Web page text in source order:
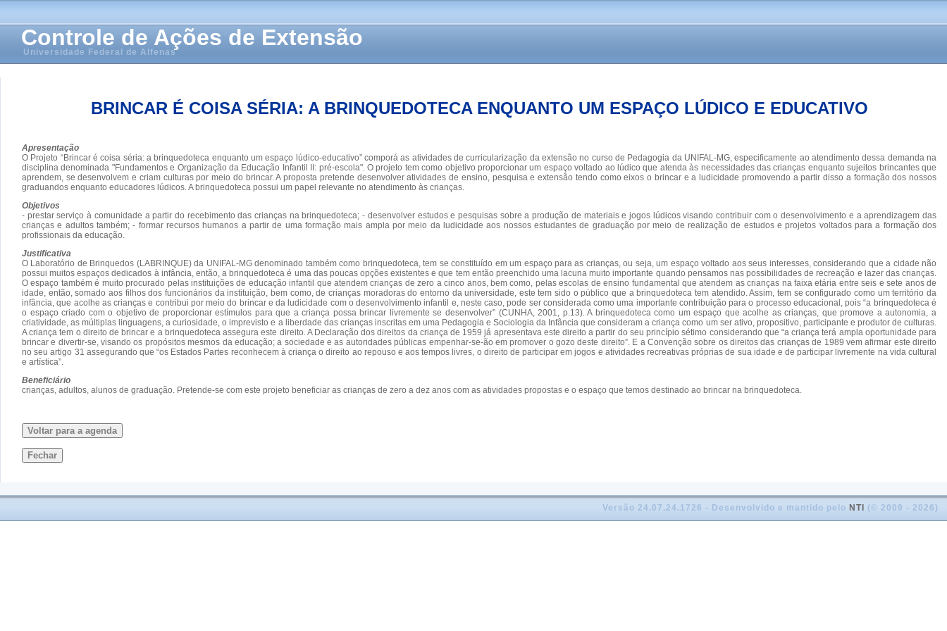
Controle de Ações de Extensão
Universidade Federal de Alfenas
BRINCAR É COISA SÉRIA: A BRINQUEDOTECA ENQUANTO UM ESPAÇO LÚDICO E EDUCATIVO
Apresentação
O Projeto “Brincar é coisa séria: a brinquedoteca enquanto um espaço lúdico-educativo” comporá as atividades de curricularização da extensão no curso de Pedagogia da UNIFAL-MG, especificamente ao atendimento dessa demanda na
disciplina denominada "Fundamentos e Organização da Educação Infantil II: pré-escola". O projeto tem como objetivo proporcionar um espaço voltado ao lúdico que atenda às necessidades das crianças enquanto sujeitos brincantes que
aprendem, se desenvolvem e criam culturas por meio do brincar. A proposta pretende desenvolver atividades de ensino, pesquisa e extensão tendo como eixos o brincar e a ludicidade promovendo a partir disso a formação dos nossos
graduandos enquanto educadores lúdicos. A brinquedoteca possui um papel relevante no atendimento às crianças.
Objetivos
- prestar serviço à comunidade a partir do recebimento das crianças na brinquedoteca; - desenvolver estudos e pesquisas sobre a produção de materiais e jogos lúdicos visando contribuir com o desenvolvimento e a aprendizagem das
crianças e adultos também; - formar recursos humanos a partir de uma formação mais ampla por meio da ludicidade aos nossos estudantes de graduação por meio de realização de estudos e projetos voltados para a formação dos
profissionais da educação.
Justificativa
O Laboratório de Brinquedos (LABRINQUE) da UNIFAL-MG denominado também como brinquedoteca, tem se constituído em um espaço para as crianças, ou seja, um espaço voltado aos seus interesses, considerando que a cidade não
possui muitos espaços dedicados à infância, então, a brinquedoteca é uma das poucas opções existentes e que tem então preenchido uma lacuna muito importante quando pensamos nas possibilidades de recreação e lazer das crianças.
O espaço também é muito procurado pelas instituições de educação infantil que atendem crianças de zero a cinco anos, bem como, pelas escolas de ensino fundamental que atendem as crianças na faixa etária entre seis e sete anos de
idade, então, somado aos filhos dos funcionários da instituição, bem como, de crianças moradoras do entorno da universidade, este tem sido o público que a brinquedoteca tem atendido. Assim, tem se configurado como um território da
infância, que acolhe as crianças e contribui por meio do brincar e da ludicidade com o desenvolvimento infantil e, neste caso, pode ser considerada como uma importante contribuição para o processo educacional, pois “a brinquedoteca é
o espaço criado com o objetivo de proporcionar estímulos para que a criança possa brincar livremente se desenvolver” (CUNHA, 2001, p.13). A brinquedoteca como um espaço que acolhe as crianças, que promove a autonomia, a
criatividade, as múltiplas linguagens, a curiosidade, o imprevisto e a liberdade das crianças inscritas em uma Pedagogia e Sociologia da Infância que consideram a criança como um ser ativo, propositivo, participante e produtor de culturas.
A criança tem o direito de brincar e a brinquedoteca assegura este direito. A Declaração dos direitos da criança de 1959 já apresentava este direito a partir do seu princípio sétimo considerando que “a criança terá ampla oportunidade para
brincar e divertir-se, visando os propósitos mesmos da educação; a sociedade e as autoridades públicas empenhar-se-ão em promover o gozo deste direito”. E a Convenção sobre os direitos das crianças de 1989 vem afirmar este direito
no seu artigo 31 assegurando que “os Estados Partes reconhecem à criança o direito ao repouso e aos tempos livres, o direito de participar em jogos e atividades recreativas próprias de sua idade e de participar livremente na vida cultural
e artística”.
Beneficiário
crianças, adultos, alunos de graduação. Pretende-se com este projeto beneficiar as crianças de zero a dez anos com as atividades propostas e o espaço que temos destinado ao brincar na brinquedoteca.
Voltar para a agenda
Fechar
Versão 24.07.24.1726 - Desenvolvido e mantido pelo NTI (© 2009 - 2026)